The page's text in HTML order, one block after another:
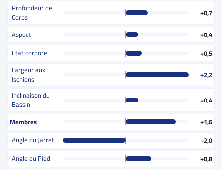
Profondeur de
Corps
+0,7
Aspect
+0,4
Etat corporel
+0,5
Largeur aux
Ischions
+2,2
Inclinaison du
Bassin
+0,4
Membres
+1,6
Angle du Jarret
-2,0
Angle du Pied
+0,8